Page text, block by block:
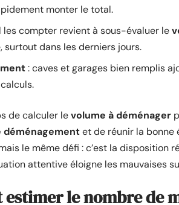
monter le total.
les compter revient à sous-évaluer le
surtout dans les derniers jours.
: caves et garages bien remplis
de calculer levolume à déménager
déménagementet de réunir la bonne
le même défi : c’est la disposition
attentive éloigne les mauvaises
le nombre de